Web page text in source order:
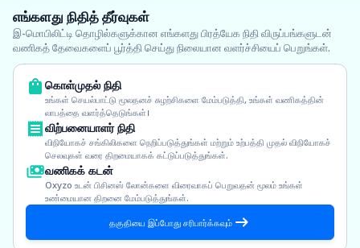
எங்களது நிதித் தீர்வுகள்
இ-மொபிலிட்டி தொழில்களுக்கான எங்களது பிரத்யேக நிதி விருப்பங்களுடன்
வணிகத் தேவைகளைப் பூர்த்தி செய்து நிலையான வளர்ச்சியைப் பெறுங்கள்.
கொள்முதல் நிதி
உங்கள் செயல்பாட்டு மூலதனச் சுழற்சிகளை மேம்படுத்தி, உங்கள் வணிகத்தின்
லாபத்தை வளர்த்தெடுங்கள்।
விற்பனையாளர் நிதி
விநியோகச் சங்கிலிகளை நெறிப்படுத்துங்கள் மற்றும் உற்பத்தி முதல் விநியோகச்
செலவுகள் வரை திறமையாகக் கட்டுப்படுத்துங்கள்.
வணிகக் கடன்
Oxyzo உடன் பிசினஸ் லோன்களை விரைவாகப் பெறுவதன் மூலம் உங்கள்
உண்மையான திறனை மேம்படுத்துங்கள்.
தகுதியை இப்போது சரிபார்க்கவும்